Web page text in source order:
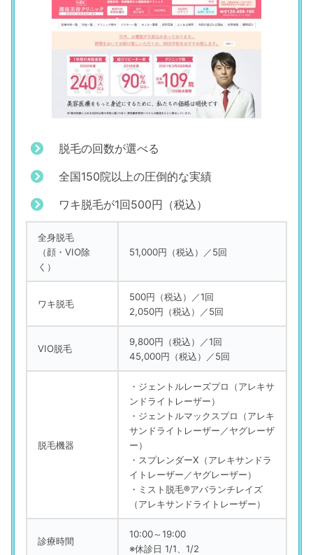
脱毛の回数が選べる
全国150院以上の圧倒的な実績
ワキ脱毛が1回500円（税込）
全身脱毛
（顔・VIO除
く）
51,000円（税込）／5回
ワキ脱毛
500円（税込）／1回
2,050円（税込）／5回
VIO脱毛
9,800円（税込）／1回
45,000円（税込）／5回
脱毛機器
・ジェントルレーズプロ（アレキサ
ンドライトレーザー）
・ジェントルマックスプロ（アレキ
サンドライトレーザー／ヤグレーザ
ー）
・スプレンダーX（アレキサンドラ
イトレーザー／ヤグレーザー）
・ミスト脱毛®アバランチレイズ
（アレキサンドライトレーザー）
診療時間
10:00～19:00
※休診日 1/1、1/2